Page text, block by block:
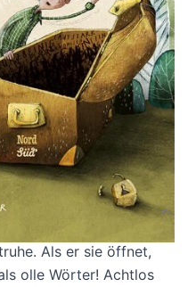
48 Seiten
ISBN: 978-3-
31410670-5
Als er sie öffnet,
olle Wörter! Achtlos